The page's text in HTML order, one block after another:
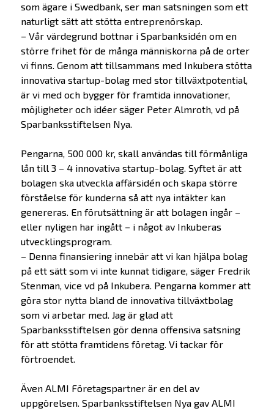
som ägare i Swedbank, ser man satsningen som ett
naturligt sätt att stötta entreprenörskap.
– Vår värdegrund bottnar i Sparbanksidén om en
större frihet för de många människorna på de orter
vi finns. Genom att tillsammans med Inkubera stötta
innovativa startup-bolag med stor tillväxtpotential,
är vi med och bygger för framtida innovationer,
möjligheter och idéer säger Peter Almroth, vd på
Sparbanksstiftelsen Nya.
Pengarna, 500 000 kr, skall användas till förmånliga
lån till 3 – 4 innovativa startup-bolag. Syftet är att
bolagen ska utveckla affärsidén och skapa större
förståelse för kunderna så att nya intäkter kan
genereras. En förutsättning är att bolagen ingår –
eller nyligen har ingått – i något av Inkuberas
utvecklingsprogram.
– Denna finansiering innebär att vi kan hjälpa bolag
på ett sätt som vi inte kunnat tidigare, säger Fredrik
Stenman, vice vd på Inkubera. Pengarna kommer att
göra stor nytta bland de innovativa tillväxtbolag
som vi arbetar med. Jag är glad att
Sparbanksstiftelsen gör denna offensiva satsning
för att stötta framtidens företag. Vi tackar för
förtroendet.
Även ALMI Företagspartner är en del av
uppgörelsen. Sparbanksstiftelsen Nya gav ALMI